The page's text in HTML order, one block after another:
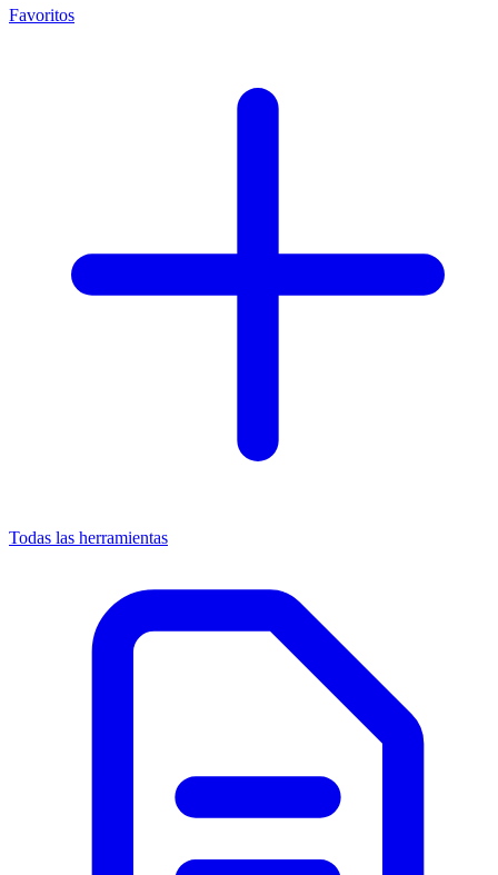
Favoritos
Todas las herramientas